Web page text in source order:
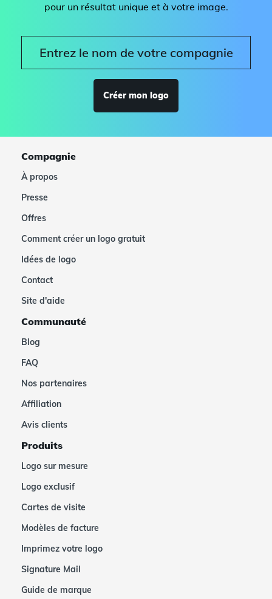
pour un résultat unique et à votre image.
Créer mon logo
Compagnie
À propos
Presse
Offres
Comment créer un logo gratuit
Idées de logo
Contact
Site d'aide
Communauté
Blog
FAQ
Nos partenaires
Affiliation
Avis clients
Produits
Logo sur mesure
Logo exclusif
Cartes de visite
Modèles de facture
Imprimez votre logo
Signature Mail
Guide de marque